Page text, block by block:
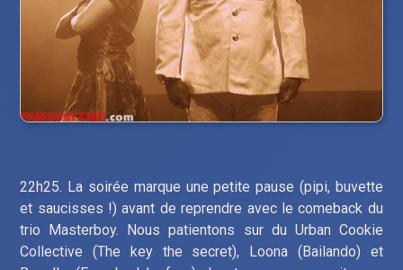
22h25. La soirée marque une petite pause (pipi, buvette
et saucisses !) avant de reprendre avec le comeback du
trio Masterboy. Nous patientons sur du Urban Cookie
Collective (The key the secret), Loona (Bailando) et